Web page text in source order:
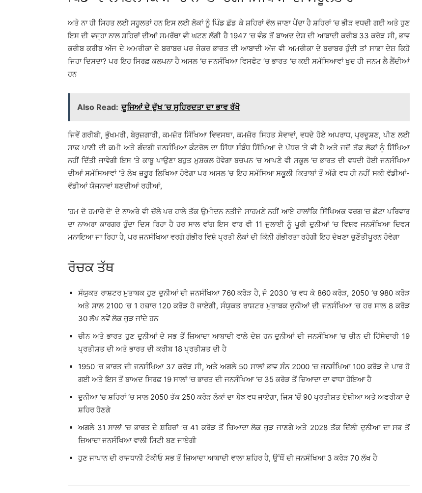
ਅਤੇ ਨਾ ਹੀ ਸਿਹਤ ਲਈ ਸਹੂਲਤਾਂ ਹਨ ਇਸ ਲਈ ਲੋਕਾਂ ਨੂੰ ਪਿੰਡ ਛੱਡ ਕੇ ਸ਼ਹਿਰਾਂ ਵੱਲ ਜਾਣਾ ਪੈਂਦਾ ਹੈ ਸ਼ਹਿਰਾਂ ‘ਚ ਭੀੜ ਵਧਦੀ ਗਈ ਅਤੇ ਹੁਣ
ਇਸ ਦੀ ਵਜ੍ਹਾ ਨਾਲ ਸ਼ਹਿਰਾਂ ਦੀਆਂ ਸਮਰੱਥਾ ਵੀ ਘਟਣ ਲੱਗੀ ਹੈ 1947 ‘ਚ ਵੰਡ ਤੋਂ ਬਾਅਦ ਦੇਸ਼ ਦੀ ਆਬਾਦੀ ਕਰੀਬ 33 ਕਰੋੜ ਸੀ, ਭਾਵ
ਕਰੀਬ ਕਰੀਬ ਅੱਜ ਦੇ ਅਮਰੀਕਾ ਦੇ ਬਰਾਬਰ ਪਰ ਜੇਕਰ ਭਾਰਤ ਦੀ ਆਬਾਦੀ ਅੱਜ ਵੀ ਅਮਰੀਕਾ ਦੇ ਬਰਾਬਰ ਹੁੰਦੀ ਤਾਂ ਸਾਡਾ ਦੇਸ਼ ਕਿਹੋ
ਜਿਹਾ ਦਿਸਦਾ? ਪਰ ਇਹ ਸਿਰਫ਼ ਕਲਪਨਾ ਹੈ ਅਸਲ ‘ਚ ਜਨਸੰਖਿਆ ਵਿਸਫੋਟ ‘ਚ ਭਾਰਤ ‘ਚ ਕਈ ਸਮੱਸਿਆਵਾਂ ਖੁਦ ਹੀ ਜਨਮ ਲੈ ਲੈਂਦੀਆਂ
ਹਨ
Also Read: ਦੂਜਿਆਂ ਦੇ ਦੁੱਖ ’ਚ ਸੁਹਿਰਦਤਾ ਦਾ ਭਾਵ ਰੱਖੋ
ਜਿਵੇਂ ਗਰੀਬੀ, ਭੁੱਖਮਰੀ, ਬੇਰੁਜ਼ਗਾਰੀ, ਕਮਜ਼ੋਰ ਸਿੱਖਿਆ ਵਿਵਸਥਾ, ਕਮਜ਼ੋਰ ਸਿਹਤ ਸੇਵਾਵਾਂ, ਵਧਦੇ ਹੋਏ ਅਪਰਾਧ, ਪ੍ਰਦੂਸ਼ਣ, ਪੀਣ ਲਈ
ਸਾਫ਼ ਪਾਣੀ ਦੀ ਕਮੀ ਅਤੇ ਗੰਦਗੀ ਜਨਸੰਖਿਆ ਕੰਟਰੋਲ ਦਾ ਸਿੱਧਾ ਸੰਬੰਧ ਸਿੱਖਿਆ ਦੇ ਪੱਧਰ ‘ਤੇ ਵੀ ਹੈ ਅਤੇ ਜਦੋਂ ਤੱਕ ਲੋਕਾਂ ਨੂੰ ਸਿੱਖਿਆ
ਨਹੀਂ ਦਿੱਤੀ ਜਾਵੇਗੀ ਇਸ ‘ਤੇ ਕਾਬੂ ਪਾਉਣਾ ਬਹੁਤ ਮੁਸ਼ਕਲ ਹੋਵੇਗਾ ਬਚਪਨ ‘ਚ ਆਪਣੇ ਵੀ ਸਕੂਲ ‘ਚ ਭਾਰਤ ਦੀ ਵਧਦੀ ਹੋਈ ਜਨਸੰਖਿਆ
ਦੀਆਂ ਸਮੱਸਿਆਵਾਂ ‘ਤੇ ਲੇਖ ਜ਼ਰੂਰ ਲਿਖਿਆ ਹੋਵੇਗਾ ਪਰ ਅਸਲ ‘ਚ ਇਹ ਸਮੱਸਿਆ ਸਕੂਲੀ ਕਿਤਾਬਾਂ ਤੋਂ ਅੱਗੇ ਵਧ ਹੀ ਨਹੀਂ ਸਕੀ ਵੱਡੀਆਂ-
ਵੱਡੀਆਂ ਯੋਜਨਾਵਾਂ ਬਣਦੀਆਂ ਰਹੀਆਂ,
‘ਹਮ ਦੋ ਹਮਾਰੇ ਦੋ’ ਦੇ ਨਾਅਰੇ ਵੀ ਚੱਲੇ ਪਰ ਹਾਲੇ ਤੱਕ ਉਮੀਦਨ ਨਤੀਜੇ ਸਾਹਮਣੇ ਨਹੀਂ ਆਏ ਹਾਲਾਂਕਿ ਸਿੱਖਿਅਕ ਵਰਗ ‘ਚ ਛੋਟਾ ਪਰਿਵਾਰ
ਦਾ ਨਾਅਰਾ ਕਾਰਗਰ ਹੁੰਦਾ ਦਿਸ ਰਿਹਾ ਹੈ ਹਰ ਸਾਲ ਵਾਂਗ ਇਸ ਵਾਰ ਵੀ 11 ਜੁਲਾਈ ਨੂੰ ਪੂਰੀ ਦੁਨੀਆਂ ‘ਚ ਵਿਸ਼ਵ ਜਨਸੰਖਿਆ ਦਿਵਸ
ਮਨਾਇਆ ਜਾ ਰਿਹਾ ਹੈ, ਪਰ ਜਨਸੰਖਿਆ ਵਰਗੇ ਗੰਭੀਰ ਵਿਸ਼ੇ ਪ੍ਰਤੀ ਲੋਕਾਂ ਦੀ ਕਿੰਨੀ ਗੰਭੀਰਤਾ ਰਹੇਗੀ ਇਹ ਦੇਖਣਾ ਚੁਣੌਤੀਪੂਰਨ ਹੋਵੇਗਾ
ਰੋਚਕ ਤੱਥ
ਸੰਯੁਕਤ ਰਾਸ਼ਟਰ ਮੁਤਾਬਕ ਹੁਣ ਦੁਨੀਆਂ ਦੀ ਜਨਸੰਖਿਆ 760 ਕਰੋੜ ਹੈ, ਜੋ 2030 ‘ਚ ਵਧ ਕੇ 860 ਕਰੋੜ, 2050 ‘ਚ 980 ਕਰੋੜ
ਅਤੇ ਸਾਲ 2100 ‘ਚ 1 ਹਜ਼ਾਰ 120 ਕਰੋੜ ਹੋ ਜਾਏਗੀ, ਸੰਯੁਕਤ ਰਾਸ਼ਟਰ ਮੁਤਾਬਕ ਦੁਨੀਆਂ ਦੀ ਜਨਸੰਖਿਆ ‘ਚ ਹਰ ਸਾਲ 8 ਕਰੋੜ
30 ਲੱਖ ਨਵੇਂ ਲੋਕ ਜੁੜ ਜਾਂਦੇ ਹਨ
ਚੀਨ ਅਤੇ ਭਾਰਤ ਹੁਣ ਦੁਨੀਆਂ ਦੇ ਸਭ ਤੋਂ ਜ਼ਿਆਦਾ ਆਬਾਦੀ ਵਾਲੇ ਦੇਸ਼ ਹਨ ਦੁਨੀਆਂ ਦੀ ਜਨਸੰਖਿਆ ‘ਚ ਚੀਨ ਦੀ ਹਿੱਸੇਦਾਰੀ 19
ਪ੍ਰਤੀਸ਼ਤ ਦੀ ਅਤੇ ਭਾਰਤ ਦੀ ਕਰੀਬ 18 ਪ੍ਰਤੀਸ਼ਤ ਦੀ ਹੈ
1950 ‘ਚ ਭਾਰਤ ਦੀ ਜਨਸੰਖਿਆ 37 ਕਰੋੜ ਸੀ, ਅਤੇ ਅਗਲੇ 50 ਸਾਲਾਂ ਭਾਵ ਸੰਨ 2000 ‘ਚ ਜਨਸੰਖਿਆ 100 ਕਰੋੜ ਦੇ ਪਾਰ ਹੋ
ਗਈ ਅਤੇ ਇਸ ਤੋਂ ਬਾਅਦ ਸਿਰਫ਼ 19 ਸਾਲਾਂ ‘ਚ ਭਾਰਤ ਦੀ ਜਨਸੰਖਿਆ ‘ਚ 35 ਕਰੋੜ ਤੋਂ ਜ਼ਿਆਦਾ ਦਾ ਵਾਧਾ ਹੋਇਆ ਹੈ
ਦੁਨੀਆ ‘ਚ ਸ਼ਹਿਰਾਂ ‘ਚ ਸਾਲ 2050 ਤੱਕ 250 ਕਰੋੜ ਲੋਕਾਂ ਦਾ ਬੋਝ ਵਧ ਜਾਏਗਾ, ਜਿਸ ‘ਚੋਂ 90 ਪ੍ਰਤੀਸ਼ਤ ਏਸ਼ੀਆ ਅਤੇ ਅਫਰੀਕਾ ਦੇ
ਸ਼ਹਿਰ ਹੋਣਗੇ
ਅਗਲੇ 31 ਸਾਲਾਂ ‘ਚ ਭਾਰਤ ਦੇ ਸ਼ਹਿਰਾਂ ‘ਚ 41 ਕਰੋੜ ਤੋਂ ਜ਼ਿਆਦਾ ਲੋਕ ਜੁੜ ਜਾਣਗੇ ਅਤੇ 2028 ਤੱਕ ਦਿੱਲੀ ਦੁਨੀਆ ਦਾ ਸਭ ਤੋਂ
ਜ਼ਿਆਦਾ ਜਨਸੰਖਿਆ ਵਾਲੀ ਸਿਟੀ ਬਣ ਜਾਏਗੀ
ਹੁਣ ਜਾਪਾਨ ਦੀ ਰਾਜਧਾਨੀ ਟੋਕੀਓ ਸਭ ਤੋਂ ਜ਼ਿਆਦਾ ਆਬਾਦੀ ਵਾਲਾ ਸ਼ਹਿਰ ਹੈ, ਉੱਥੋਂ ਦੀ ਜਨਸੰਖਿਆ 3 ਕਰੋੜ 70 ਲੱਖ ਹੈ